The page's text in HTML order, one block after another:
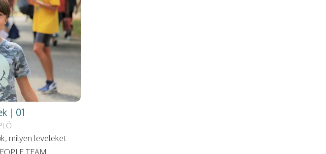
| 01
milyen leveleket
TEAM